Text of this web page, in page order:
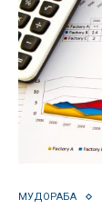
МУДОРАБА